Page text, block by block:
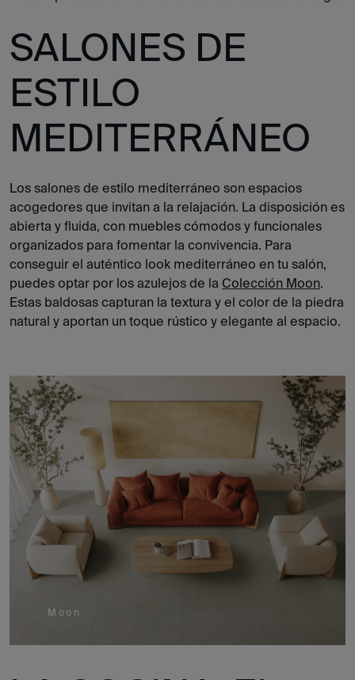
SALONES DE
ESTILO
MEDITERRÁNEO
Los salones de estilo mediterráneo son espacios
acogedores que invitan a la relajación. La disposición es
abierta y fluida, con muebles cómodos y funcionales
organizados para fomentar la convivencia. Para
conseguir el auténtico look mediterráneo en tu salón,
puedes optar por los azulejos de la Colección Moon.
Estas baldosas capturan la textura y el color de la piedra
natural y aportan un toque rústico y elegante al espacio.
Moon